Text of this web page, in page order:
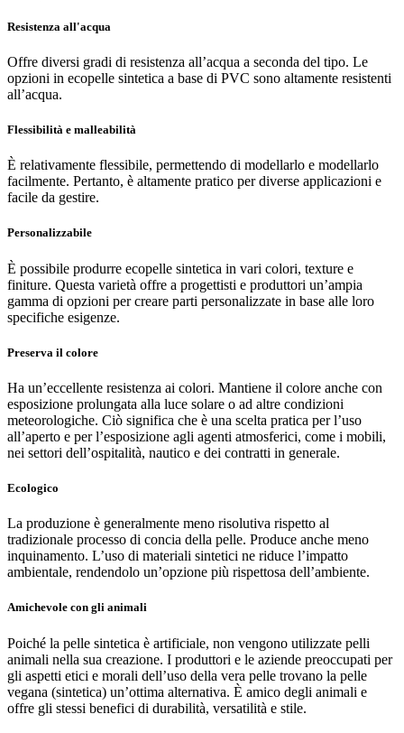
Resistenza all'acqua
Offre diversi gradi di resistenza all’acqua a seconda del tipo. Le
opzioni in ecopelle sintetica a base di PVC sono altamente resistenti
all’acqua.
Flessibilità e malleabilità
È relativamente flessibile, permettendo di modellarlo e modellarlo
facilmente. Pertanto, è altamente pratico per diverse applicazioni e
facile da gestire.
Personalizzabile
È possibile produrre ecopelle sintetica in vari colori, texture e
finiture. Questa varietà offre a progettisti e produttori un’ampia
gamma di opzioni per creare parti personalizzate in base alle loro
specifiche esigenze.
Preserva il colore
Ha un’eccellente resistenza ai colori. Mantiene il colore anche con
esposizione prolungata alla luce solare o ad altre condizioni
meteorologiche. Ciò significa che è una scelta pratica per l’uso
all’aperto e per l’esposizione agli agenti atmosferici, come i mobili,
nei settori dell’ospitalità, nautico e dei contratti in generale.
Ecologico
La produzione è generalmente meno risolutiva rispetto al
tradizionale processo di concia della pelle. Produce anche meno
inquinamento. L’uso di materiali sintetici ne riduce l’impatto
ambientale, rendendolo un’opzione più rispettosa dell’ambiente.
Amichevole con gli animali
Poiché la pelle sintetica è artificiale, non vengono utilizzate pelli
animali nella sua creazione. I produttori e le aziende preoccupati per
gli aspetti etici e morali dell’uso della vera pelle trovano la pelle
vegana (sintetica) un’ottima alternativa. È amico degli animali e
offre gli stessi benefici di durabilità, versatilità e stile.